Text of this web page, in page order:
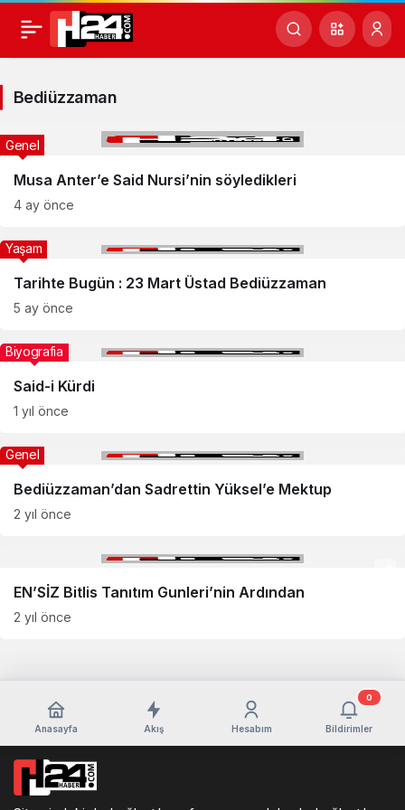
Bediüzzaman
Haberleri
Bediüzzaman
Musa Anter’e Said Nursi’nin söyledikleri
Genel
4 ay önce
Tarihte Bugün : 23 Mart Üstad Bediüzzaman
Yaşam
5 ay önce
Said-i Kürdi
Biyografia
1 yıl önce
Bediüzzaman’dan Sadrettin Yüksel’e Mektup
Genel
2 yıl önce
EN’SİZ Bitlis Tanıtım Gunleri’nin Ardından
2 yıl önce
Anasayfa Akış Hesabım Bildirimler
0